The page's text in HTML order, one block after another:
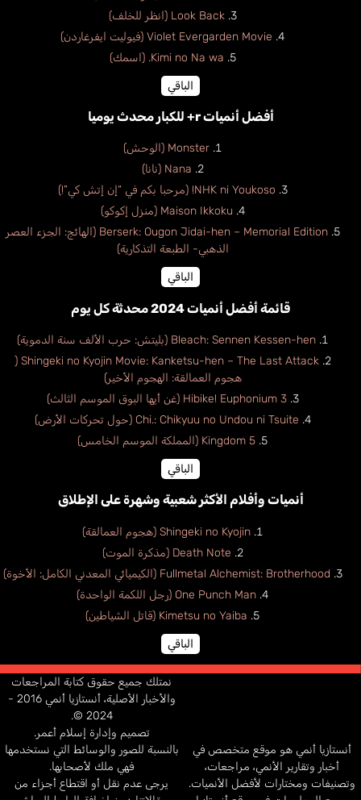
Look Back (انظر للخلف)
Violet Evergarden Movie (فيوليت ايفرغاردن)
Kimi no Na wa. (اسمك)
الباقي
أفضل أنميات r+ للكبار محدث يوميا
Monster (الوحش)
Nana (نانا)
NHK ni Youkoso! (مرحبا بكم في “إن إتش كي”!)
Maison Ikkoku (منزل إكوكو)
Berserk: Ougon Jidai-hen – Memorial Edition (الهائج: الجزء العصر
الذهبي- الطبعة التذكارية)
الباقي
قائمة أفضل أنميات 2024 محدثة كل يوم
Bleach: Sennen Kessen-hen (بليتش: حرب الألف سنة الدموية)
Shingeki no Kyojin Movie: Kanketsu-hen – The Last Attack (
هجوم العمالقة: الهجوم الأخير)
Hibike! Euphonium 3 (غن أيها البوق الموسم الثالث)
Chi.: Chikyuu no Undou ni Tsuite (حول تحركات الأرض)
Kingdom 5 (المملكة الموسم الخامس)
الباقي
أنميات وأفلام الأكثر شعبية وشهرة على الإطلاق
Shingeki no Kyojin (هجوم العمالقة)
Death Note (مذكرة الموت)
Fullmetal Alchemist: Brotherhood (الكيميائي المعدني الكامل: الأخوة)
One Punch Man (رجل اللكمة الواحدة)
Kimetsu no Yaiba (قاتل الشياطين)
الباقي
أنستازيا أنمي هو موقع متخصص في
أخبار وتقارير الأنمي، مراجعات،
وتصنيفات ومختارات لأفضل الأنميات.
نمتلك جميع حقوق كتابة المراجعات
والأخبار الأصلية، أنستازيا أنمي 2016 -
2024 ©.
تصميم وإدارة إسلام أعمر.
بالنسبة للصور والوسائط التي نستخدمها
فهي ملك لأصحابها.
يرجى عدم نقل أو اقتطاع أجزاء من